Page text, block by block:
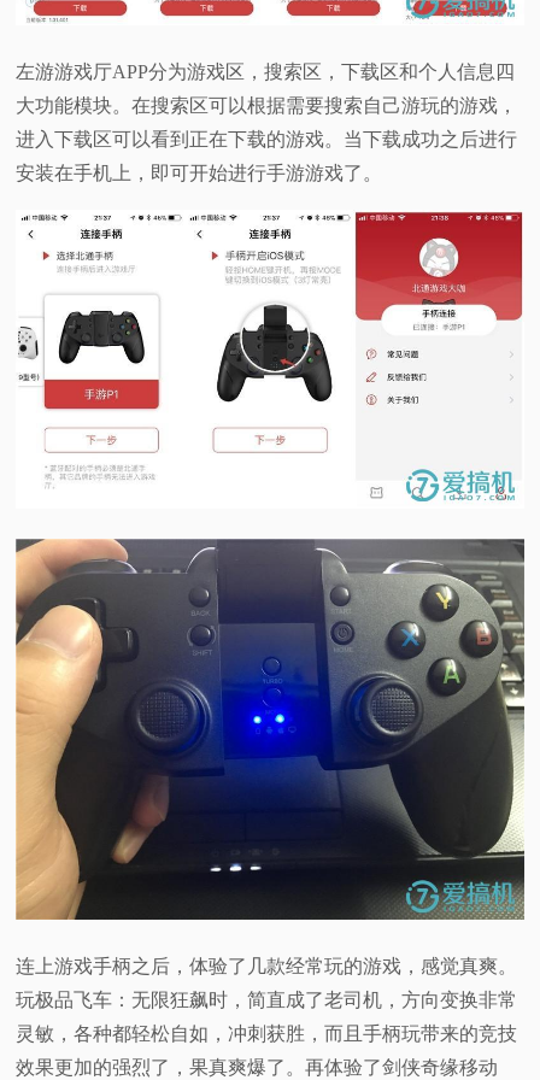
左游游戏厅APP分为游戏区，搜索区，下载区和个人信息四
大功能模块。在搜索区可以根据需要搜索自己游玩的游戏，
进入下载区可以看到正在下载的游戏。当下载成功之后进行
安装在手机上，即可开始进行手游游戏了。
连上游戏手柄之后，体验了几款经常玩的游戏，感觉真爽。
玩极品飞车：无限狂飙时，简直成了老司机，方向变换非常
灵敏，各种都轻松自如，冲刺获胜，而且手柄玩带来的竞技
效果更加的强烈了，果真爽爆了。再体验了剑侠奇缘移动